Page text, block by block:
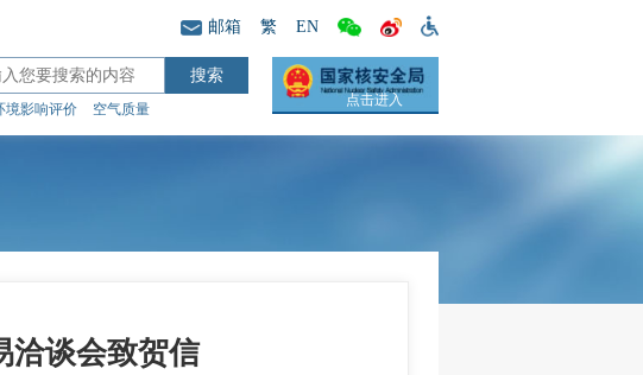
邮箱 繁 EN
境影响评价 空气质量
点击进入
洽谈会致贺信